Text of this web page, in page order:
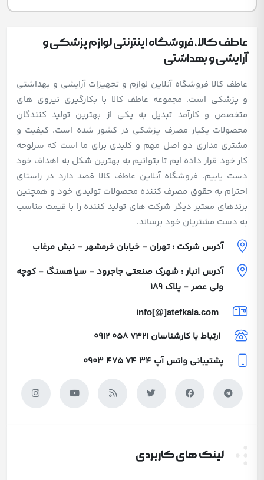
عاطف کالا، فروشگاه اینترنتی لوازم پزشکی و
آرایشی و بهداشتی
عاطف کالا فروشگاه آنلاین لوازم و تجهیزات آرایشی و بهداشتی
و پزشکی است. مجموعه عاطف کالا با بکارگیری نیروی های
متخصص و کارآمد تبدیل به یکی از بهترین تولید کنندگان
محصولات یکبار مصرف پزشکی در کشور شده است. کیفیت و
مشتری مداری دو اصل مهم و کلیدی برای ما است که سرلوحه
کار خود قرار داده ایم تا بتوانیم به بهترین شکل به اهداف خود
دست یابیم. فروشگاه آنلاین عاطف کالا قصد دارد در راستای
احترام به حقوق مصرف کننده محصولات تولیدی خود و همچنین
برندهای معتبر دیگر شرکت های تولید کننده را با قیمت مناسب
به دست مشتریان خود برساند.
آدرس شرکت : تهران - خیابان خرمشهر - نبش مرغاب
آدرس انبار : شهرک صنعتی جاجرود - سیاهسنگ - کوچه
ولی عصر - پلاک 189
info[@]atefkala.com
ارتباط با کارشناسان 0912 058 7321
پشتیبانی واتس آپ 0903 475 74 34
لینک های کاربردی